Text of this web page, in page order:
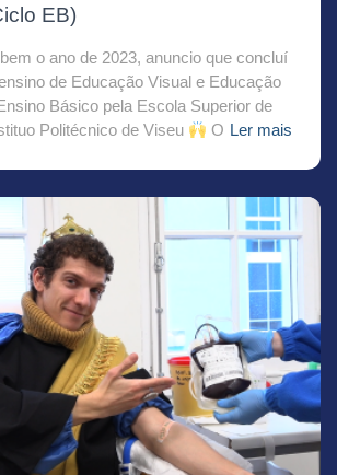
EB)
o ano de 2023, anuncio que concluí
de Educação Visual e Educação
Básico pela Escola Superior de
Politécnico de Viseu
O Ler mais